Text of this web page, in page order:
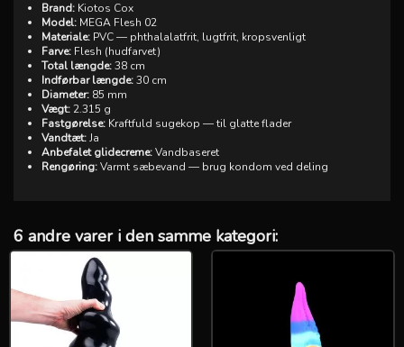
Brand: Kiotos Cox
Model: MEGA Flesh 02
Materiale: PVC — phthalalatfrit, lugtfrit, kropsvenligt
Farve: Flesh (hudfarvet)
Total længde:38 cm
Indførbar længde:30 cm
Diameter: 85 mm
Vægt:2.315 g
Fastgørelse: Kraftfuld sugekop — til glatte flader
Vandtæt:Ja
Anbefalet glidecreme:Vandbaseret
Rengøring:Varmt sæbevand — brug kondom ved deling
6 andre varer i den samme kategori: